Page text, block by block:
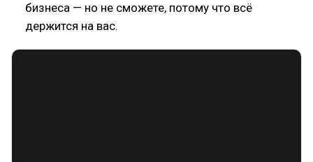
бизнеса — но не сможете, потому что всё
держится на вас.